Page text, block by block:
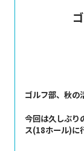
ゴルフ部、秋の
今回は久しぶり
ス(18ホール)に